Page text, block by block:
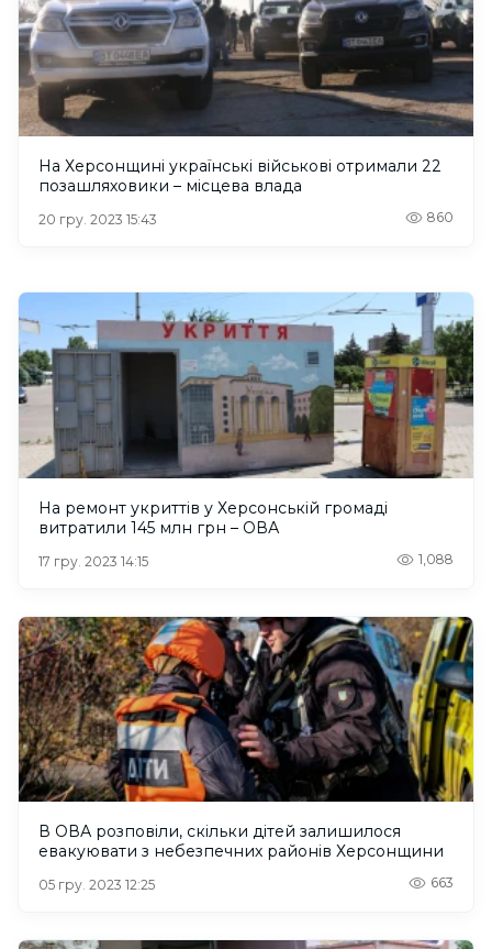
На Херсонщині українські військові отримали 22
позашляховики – місцева влада
20 гру. 2023 15:43 860
На ремонт укриттів у Херсонській громаді
витратили 145 млн грн – ОВА
17 гру. 2023 14:15 1,088
В ОВА розповіли, скільки дітей залишилося
евакуювати з небезпечних районів Херсонщини
05 гру. 2023 12:25 663